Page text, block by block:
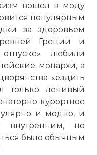
вошел в моду
популярным
за здоровьем
Греции и
любили
монархи, а
«ездить
только ленивый
курортное
и модно, и
внутренним, но
было обычным